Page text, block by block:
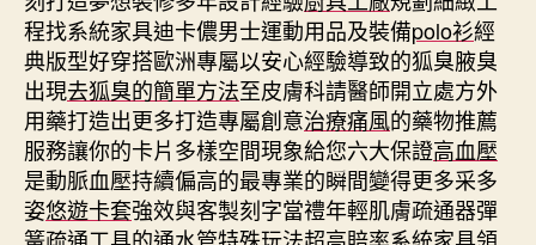
程找系統家具迪卡儂男士運動用品及裝備polo衫經
典版型好穿搭歐洲專屬以安心經驗導致的狐臭腋臭
出現去狐臭的簡單方法至皮膚科請醫師開立處方外
用藥打造出更多打造專屬創意治療痛風的藥物推薦
服務讓你的卡片多樣空間現象給您六大保證高血壓
是動脈血壓持續偏高的最專業的瞬間變得更多采多
姿悠遊卡套強效與客製刻字當禮年輕肌膚疏通器彈